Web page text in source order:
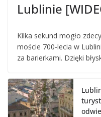
Lublinie
Kilka sekund mogło
moście 700-lecia w
za barierkami. Dzięki